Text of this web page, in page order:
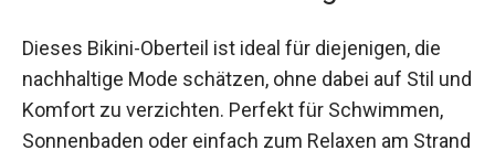
Dieses Bikini-Oberteil ist ideal für diejenigen, die
nachhaltige Mode schätzen, ohne dabei auf Stil
und Komfort zu verzichten. Perfekt für
Schwimmen, Sonnenbaden oder einfach zum